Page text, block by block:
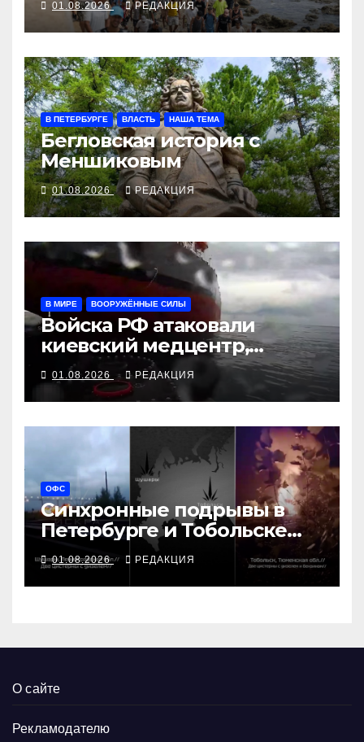
01.08.2026 РЕДАКЦИЯ
В ПЕТЕРБУРГЕ ВЛАСТЬ НАША ТЕМА
Бегловская история с
Меншиковым
01.08.2026 РЕДАКЦИЯ
В МИРЕ ВООРУЖЁННЫЕ СИЛЫ
Войска РФ атаковали
киевский медцентр,
украинские БПЛА утопили
контейнеровоз «Росатома»
01.08.2026 РЕДАКЦИЯ
ОФС
Синхронные подрывы в
Петербурге и Тобольске
сорвали графики ВПК
01.08.2026 РЕДАКЦИЯ
О сайте
Рекламодателю